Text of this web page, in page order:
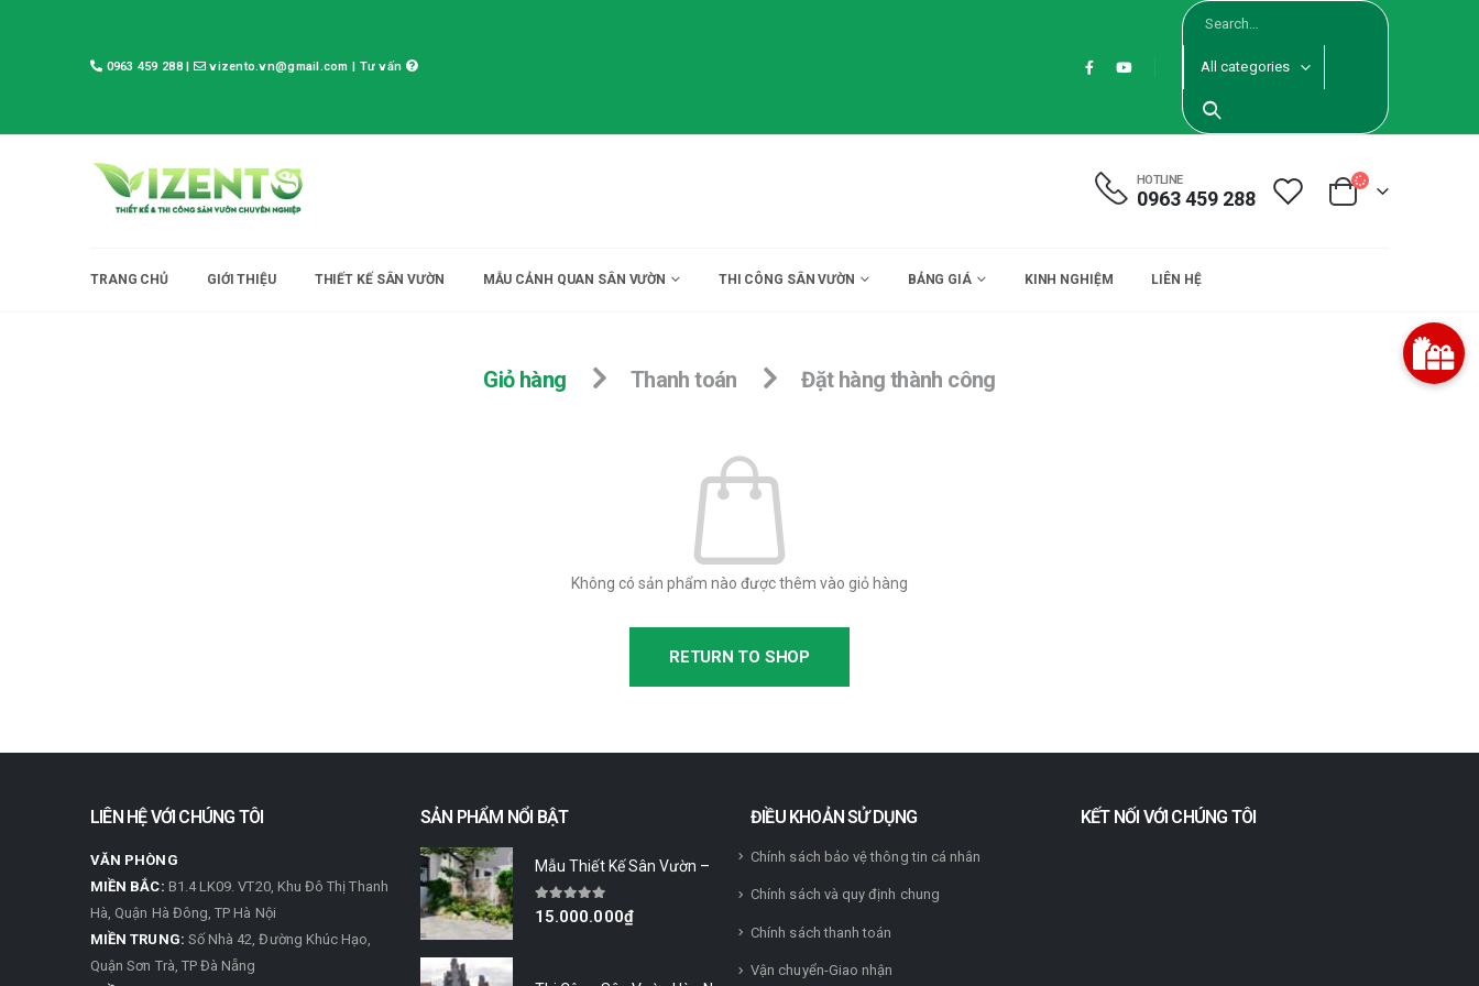
0963 459 288| vizento.vn@gmail.com | Tư vấn All categories
HOTLINE
0963 459 288
TRANG CHỦ GIỚI THIỆU THIẾT KẾ SÂN VƯỜN MẪU CẢNH QUAN SÂN VƯỜN THI CÔNG SÂN VƯỜN BẢNG GIÁ KINH NGHIỆM LIÊN HỆ
Giỏ hàng Thanh toán Đặt hàng thành công
Không có sản phẩm nào được thêm vào giỏ hàng
RETURN TO SHOP
LIÊN HỆ VỚI CHÚNG TÔI
VĂN PHÒNG
MIỀN BẮC: B1.4 LK09. VT20, Khu Đô Thị Thanh
Hà, Quận Hà Đông, TP Hà Nội
MIỀN TRUNG: Số Nhà 42, Đường Khúc Hạo,
Quận Sơn Trà, TP Đà Nẵng
SẢN PHẨM NỔI BẬT
0 trên 5
15.000.000₫
ĐIỀU KHOẢN SỬ DỤNG
Chính sách bảo vệ thông tin cá nhân
Chính sách và quy định chung
Chính sách thanh toán
Vận chuyển-Giao nhận
KẾT NỐI VỚI CHÚNG TÔI
GỬI NGAY CHO TÔI